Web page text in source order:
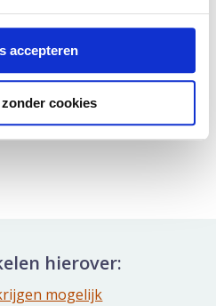
accepteren
cookies
niet meer geüpdatet
hierover:
mogelijk